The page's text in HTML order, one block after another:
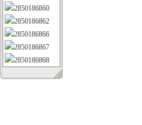
2850186860
2850186862
2850186866
2850186867
2850186868